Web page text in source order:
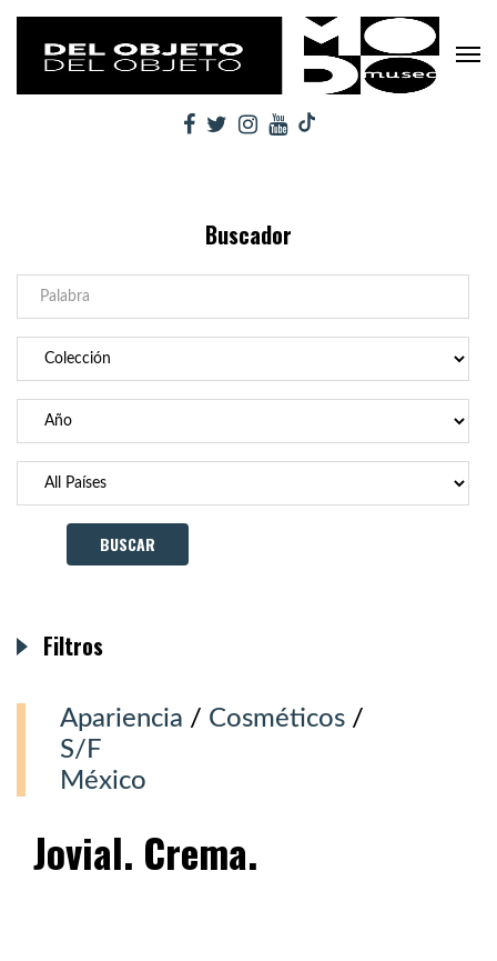
Buscador
Apariencia / Cosméticos /
S/F
México
Jovial. Crema.
Filtros